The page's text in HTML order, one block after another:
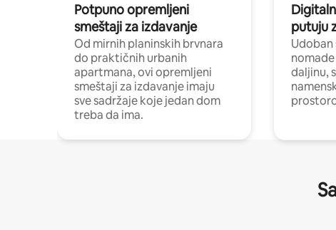
Potpuno opremljeni
smeštaji za izdavanje
Od mirnih planinskih brvnara
do praktičnih urbanih
apartmana, ovi opremljeni
smeštaji za izdavanje imaju
sve sadržaje koje jedan dom
treba da ima.
putuju
daljinu,